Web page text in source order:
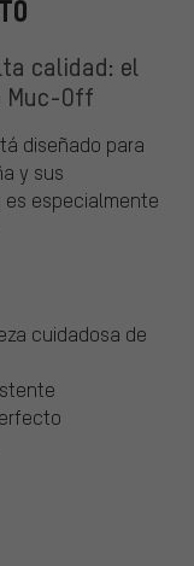
calidad: el
Muc-Off
diseñado para
y sus
es especialmente
cuidadosa de